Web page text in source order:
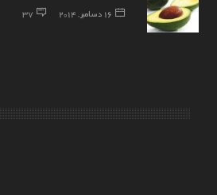
16 دسامبر, 2014 37